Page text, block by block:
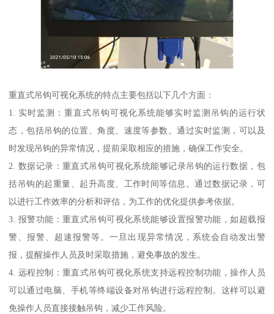
重直式吊钩可视化系统的特点主要包括以下几个方面：
1. 实时监测：重直式吊钩可视化系统能够实时监测吊钩的运行状
态，包括吊钩的位置、角度、速度等参数。通过实时监测，可以及
时发现吊钩的异常情况，提前采取相应的措施，确保工作安全。
2. 数据记录：重直式吊钩可视化系统能够记录吊钩的运行数据，包
括吊钩的起重量、起升高度、工作时间等信息。通过数据记录，可
以进行工作效率的分析和评估，为工作的优化提供参考依据。
3. 报警功能：重直式吊钩可视化系统能够设置报警功能，如超载报
警、报警、超速报警等。一旦出现异常情况，系统会自动发出警
报，提醒操作人员及时采取措施，避免事故的发生。
4. 远程控制：重直式吊钩可视化系统支持远程控制功能，操作人员
可以通过电脑、手机等终端设备对吊钩进行远程控制。这样可以避
免操作人员直接接触吊钩，减少工作风险。